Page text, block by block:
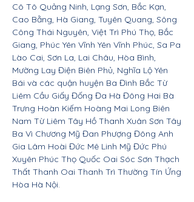
Cô Tô Quảng Ninh, Lạng Sơn, Bắc Kạn,
Cao Bằng, Hà Giang, Tuyên Quang, Sông
Công Thái Nguyên, Việt Trì Phú Thọ, Bắc
Giang, Phúc Yên Vĩnh Yên Vĩnh Phúc, Sa Pa
Lào Cai, Sơn La, Lai Châu, Hòa Bình,
Mường Lay Điện Biên Phủ, Nghĩa Lộ Yên
Bái và các quận huyện Ba Đình Bắc Từ
Liêm Cầu Giấy Đống Đa Hà Đông Hai Bà
Trưng Hoàn Kiếm Hoàng Mai Long Biên
Nam Từ Liêm Tây Hồ Thanh Xuân Sơn Tây
Ba Vì Chương Mỹ Đan Phượng Đông Anh
Gia Lâm Hoài Đức Mê Linh Mỹ Đức Phú
Xuyên Phúc Thọ Quốc Oai Sóc Sơn Thạch
Thất Thanh Oai Thanh Trì Thường Tín Ứng
Hòa Hà Nội.